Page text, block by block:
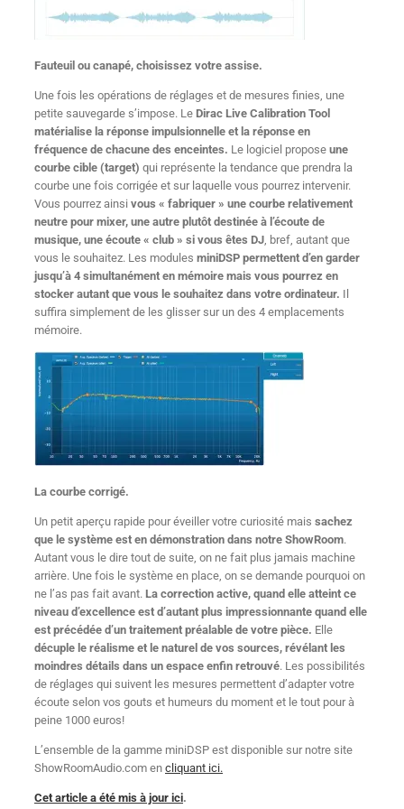
Fauteuil ou canapé, choisissez votre assise.
Une fois les opérations de réglages et de mesures finies, une
petite sauvegarde s’impose. Le Dirac Live Calibration Tool
matérialise la réponse impulsionnelle et la réponse en
fréquence de chacune des enceintes. Le logiciel propose une
courbe cible (target) qui représente la tendance que prendra la
courbe une fois corrigée et sur laquelle vous pourrez intervenir.
Vous pourrez ainsi vous « fabriquer » une courbe relativement
neutre pour mixer, une autre plutôt destinée à l’écoute de
musique, une écoute « club » si vous êtes DJ , bref, autant que
vous le souhaitez. Les modules miniDSP permettent d’en garder
jusqu’à 4 simultanément en mémoire mais vous pourrez en
stocker autant que vous le souhaitez dans votre ordinateur. Il
suffira simplement de les glisser sur un des 4 emplacements
mémoire.
La courbe corrigé.
Un petit aperçu rapide pour éveiller votre curiosité mais sachez
que le système est en démonstration dans notre ShowRoom.
Autant vous le dire tout de suite, on ne fait plus jamais machine
arrière. Une fois le système en place, on se demande pourquoi on
ne l’as pas fait avant. La correction active, quand elle atteint ce
niveau d’excellence est d’autant plus impressionnante quand elle
est précédée d’un traitement préalable de votre pièce. Elle
décuple le réalisme et le naturel de vos sources, révélant les
moindres détails dans un espace enfin retrouvé. Les possibilités
de réglages qui suivent les mesures permettent d’adapter votre
écoute selon vos gouts et humeurs du moment et le tout pour à
peine 1000 euros!
L’ensemble de la gamme miniDSP est disponible sur notre site
ShowRoomAudio.com en cliquant ici.
Cet article a été mis à jour ici.
au
panier
au
panier
au
panier
des
au